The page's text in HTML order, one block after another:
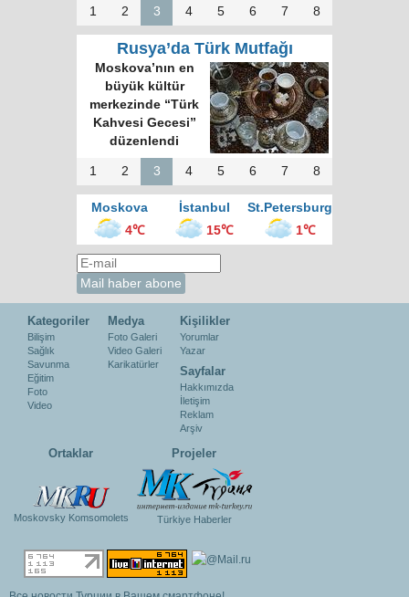
1 2 3 4 5 6 7 8
Rusya’da Türk Mutfağı
Moskova’nın en
büyük kültür
merkezinde “Türk
Kahvesi Gecesi”
düzenlendi
1 2 3 4 5 6 7 8
Moskova İstanbul
St.Petersburg
4℃
15℃ 1℃
Kategoriler
Bilişim
Sağlık
Savunma
Eğitim
Foto
Video
Medya
Foto Galeri
Video Galeri
Karikatürler
Kişilikler
Yorumlar
Yazar
Sayfalar
Hakkımızda
İletişim
Reklam
Arşiv
Ortaklar
Moskovsky Komsomolets
Projeler
Türkiye Haberler